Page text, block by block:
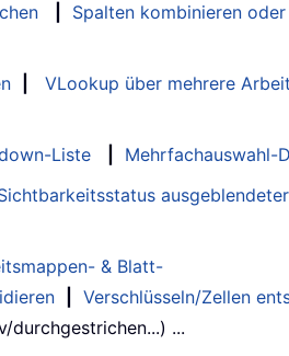
Spalten kombinieren
VLookup über mehrere
Liste Mehrfachauswahl-
& Blatt-
Verschlüsseln/Zellen
...